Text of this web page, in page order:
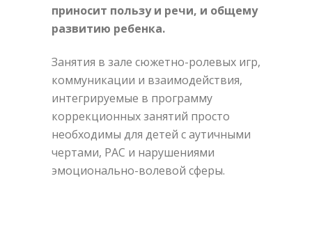
приносит пользу и речи, и общему
развитию ребенка.
Занятия в зале сюжетно-ролевых игр,
коммуникации и взаимодействия,
интегрируемые в программу
коррекционных занятий просто
необходимы для детей с аутичными
чертами, РАС и нарушениями
эмоционально-волевой сферы.